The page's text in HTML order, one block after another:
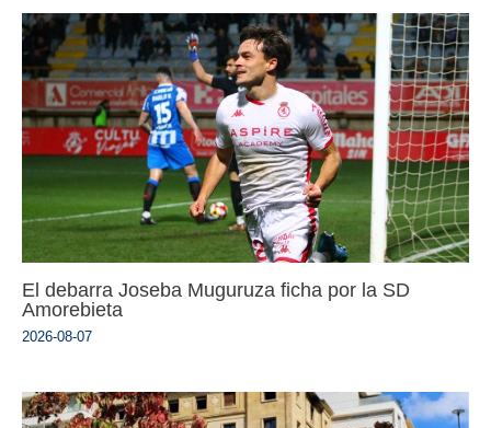
El debarra Joseba Muguruza ficha por la SD
Amorebieta
2026-08-07